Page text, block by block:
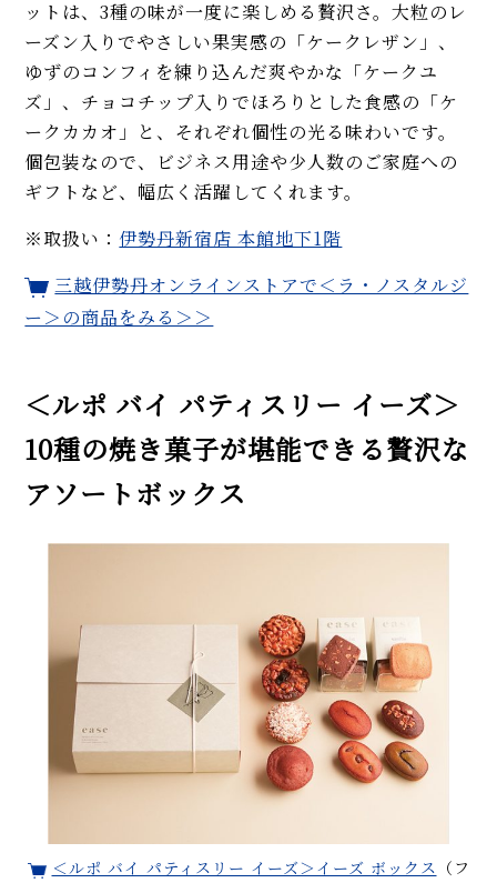
ットは、3種の味が一度に楽しめる贅沢さ。大粒のレ
ーズン入りでやさしい果実感の「ケークレザン」、
ゆずのコンフィを練り込んだ爽やかな「ケークユ
ズ」、チョコチップ入りでほろりとした食感の「ケ
ークカカオ」と、それぞれ個性の光る味わいです。
個包装なので、ビジネス用途や少人数のご家庭への
ギフトなど、幅広く活躍してくれます。
※取扱い： 伊勢丹新宿店 本館地下1階
三越伊勢丹オンラインストアで＜ラ・ノスタルジ
ー＞の商品をみる＞＞
＜ルポ バイ パティスリー イーズ＞
10種の焼き菓子が堪能できる贅沢な
アソートボックス
＜ルポ バイ パティスリー イーズ＞イーズ ボックス （フ